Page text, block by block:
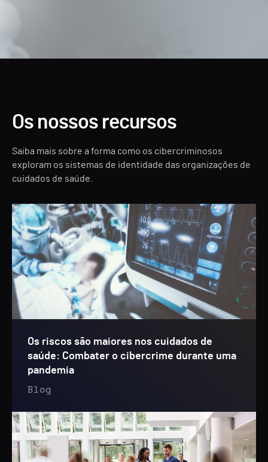
Os nossos recursos
Saiba mais sobre a forma como os cibercriminosos
exploram os sistemas de identidade das organizações de
cuidados de saúde.
Os riscos são maiores nos cuidados de
saúde: Combater o cibercrime durante uma
pandemia
Blog